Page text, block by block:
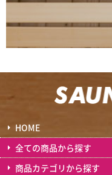
HOME
全ての商品から探す
商品カテゴリから探す